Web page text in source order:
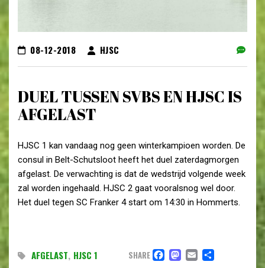
08-12-2018 HJSC
DUEL TUSSEN SVBS EN HJSC IS
AFGELAST
HJSC 1 kan vandaag nog geen winterkampioen worden. De
consul in Belt-Schutsloot heeft het duel zaterdagmorgen
afgelast. De verwachting is dat de wedstrijd volgende week
zal worden ingehaald. HJSC 2 gaat vooralsnog wel door.
Het duel tegen SC Franker 4 start om 14:30 in Hommerts.
AFGELAST, HJSC 1 SHARE FACEBOOK
EMAILDELEN